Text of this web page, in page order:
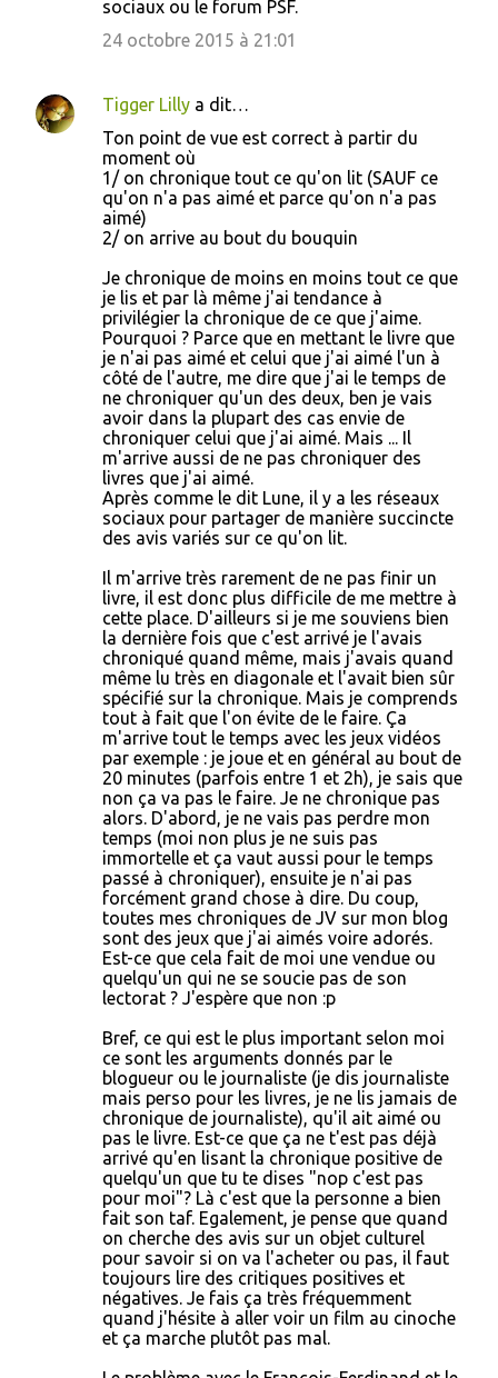
sociaux ou le forum PSF.
24 octobre 2015 à 21:01
Tigger Lilly a dit…
Ton point de vue est correct à partir du
moment où
1/ on chronique tout ce qu'on lit (SAUF ce
qu'on n'a pas aimé et parce qu'on n'a pas
aimé)
2/ on arrive au bout du bouquin
Je chronique de moins en moins tout ce que
je lis et par là même j'ai tendance à
privilégier la chronique de ce que j'aime.
Pourquoi ? Parce que en mettant le livre que
je n'ai pas aimé et celui que j'ai aimé l'un à
côté de l'autre, me dire que j'ai le temps de
ne chroniquer qu'un des deux, ben je vais
avoir dans la plupart des cas envie de
chroniquer celui que j'ai aimé. Mais ... Il
m'arrive aussi de ne pas chroniquer des
livres que j'ai aimé.
Après comme le dit Lune, il y a les réseaux
sociaux pour partager de manière succincte
des avis variés sur ce qu'on lit.
Il m'arrive très rarement de ne pas finir un
livre, il est donc plus difficile de me mettre à
cette place. D'ailleurs si je me souviens bien
la dernière fois que c'est arrivé je l'avais
chroniqué quand même, mais j'avais quand
même lu très en diagonale et l'avait bien sûr
spécifié sur la chronique. Mais je comprends
tout à fait que l'on évite de le faire. Ça
m'arrive tout le temps avec les jeux vidéos
par exemple : je joue et en général au bout de
20 minutes (parfois entre 1 et 2h), je sais que
non ça va pas le faire. Je ne chronique pas
alors. D'abord, je ne vais pas perdre mon
temps (moi non plus je ne suis pas
immortelle et ça vaut aussi pour le temps
passé à chroniquer), ensuite je n'ai pas
forcément grand chose à dire. Du coup,
toutes mes chroniques de JV sur mon blog
sont des jeux que j'ai aimés voire adorés.
Est-ce que cela fait de moi une vendue ou
quelqu'un qui ne se soucie pas de son
lectorat ? J'espère que non :p
Bref, ce qui est le plus important selon moi
ce sont les arguments donnés par le
blogueur ou le journaliste (je dis journaliste
mais perso pour les livres, je ne lis jamais de
chronique de journaliste), qu'il ait aimé ou
pas le livre. Est-ce que ça ne t'est pas déjà
arrivé qu'en lisant la chronique positive de
quelqu'un que tu te dises "nop c'est pas
pour moi"? Là c'est que la personne a bien
fait son taf. Egalement, je pense que quand
on cherche des avis sur un objet culturel
pour savoir si on va l'acheter ou pas, il faut
toujours lire des critiques positives et
négatives. Je fais ça très fréquemment
quand j'hésite à aller voir un film au cinoche
et ça marche plutôt pas mal.